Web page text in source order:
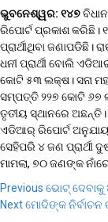
ଭୁବନେଶ୍ୱର: ୧୪୭
ରିପୋର୍ଟ ପ୍ରକାଶ କରିଛି।
ପ୍ରାର୍ଥୀଥିବା ଜଣାପଡିଛି।
ଧନୀ ପ୍ରାର୍ଥୀ ବୋଲି
କୋଟି ୫୩ ଲକ୍ଷ। ସନା
ସମ୍ପତ୍ତି ୨୨୭ କୋଟି ୬୭
ତୃତୀୟ ସ୍ଥାନରେ
ଏଡିଆର୍‌ ରିପୋର୍ଟ
ସେହିପରି ୪ ଜଣ ପ୍ରାର୍ଥୀ
ମାମଲା, ୭୦ ଜଣଙ୍କ
Previous ଭୋଟ୍‌
Nextମୋଦିଙ୍କ